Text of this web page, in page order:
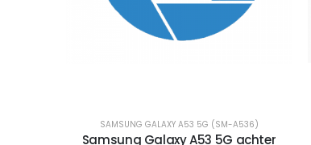
SAMSUNG GALAXY A53 5G (SM-A536)
Samsung Galaxy A53 5G achter